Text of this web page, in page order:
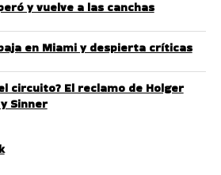
y vuelve a las canchas
en Miami y despierta críticas
circuito? El reclamo de Holger
Sinner